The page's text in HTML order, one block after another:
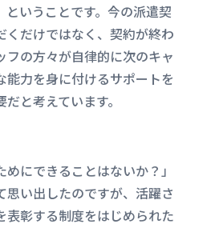
ということです。今の派遣契
くだけではなく、契約が終わ
フの方々が自律的に次のキャ
能力を身に付けるサポートを
だと考えています。
めにできることはないか？」
思い出したのですが、活躍さ
表彰する制度をはじめられた